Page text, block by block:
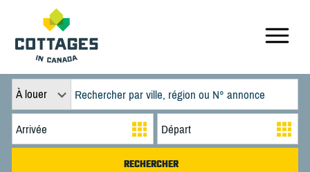
À louer